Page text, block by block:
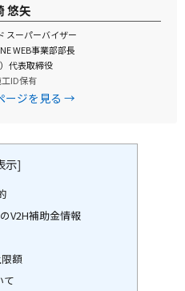
悠矢
スーパーバイザー
WEB事業部部長
代表取締役
ID保有
ージを見る →
示]
V2H補助金情報
額
て